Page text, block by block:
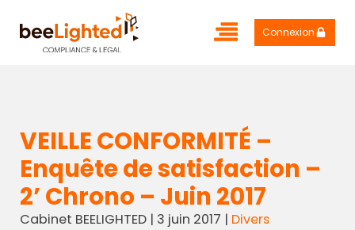
Connexion
VEILLE CONFORMITÉ –
Enquête de satisfaction –
2’ Chrono – Juin 2017
Cabinet BEELIGHTED| 3 juin 2017 | Divers